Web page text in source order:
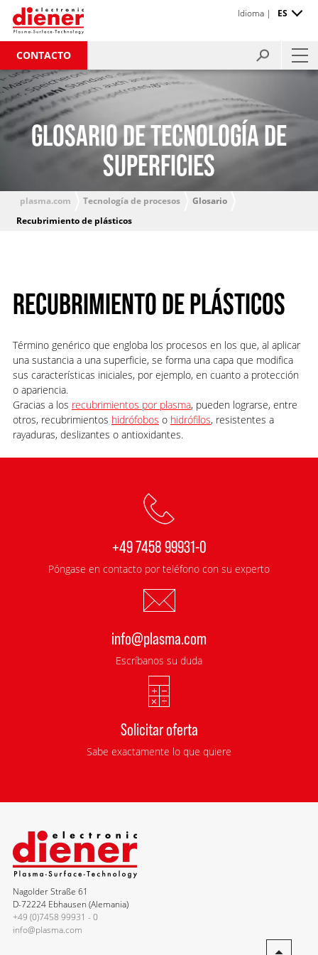
CONTACTO
Idioma | ES
GLOSARIO DE TECNOLOGÍA DE
SUPERFICIES
plasma.com Tecnología de procesos
Glosario
Recubrimiento de plásticos
RECUBRIMIENTO DE PLÁSTICOS
Término genérico que engloba los procesos en los que, al aplicar
una sustancia a una superficie, se forma una capa que modifica
sus características iniciales, por ejemplo, en cuanto a protección
o apariencia.
Gracias a los recubrimientos por plasma, pueden lograrse, entre
otros, recubrimientos hidrófobos o hidrófilos, resistentes a
rayaduras, deslizantes o antioxidantes.
+49 7458 99931-0
Póngase en contacto por teléfono con su experto
info@plasma.com
Escríbanos su duda
Solicitar oferta
Sabe exactamente lo que quiere
Nagolder Straße 61
D-72224 Ebhausen (Alemania)
+49 (0)7458 99931 - 0
info@plasma.com